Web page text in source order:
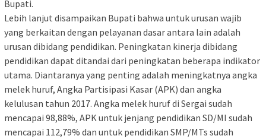
Bupati.
Lebih lanjut disampaikan Bupati bahwa untuk urusan wajib
yang berkaitan dengan pelayanan dasar antara lain adalah
urusan dibidang pendidikan. Peningkatan kinerja dibidang
pendidikan dapat ditandai dari peningkatan beberapa indikator
utama. Diantaranya yang penting adalah meningkatnya angka
melek huruf, Angka Partisipasi Kasar (APK) dan angka
kelulusan tahun 2017. Angka melek huruf di Sergai sudah
mencapai 98,88%, APK untuk jenjang pendidikan SD/MI sudah
mencapai 112,79% dan untuk pendidikan SMP/MTs sudah